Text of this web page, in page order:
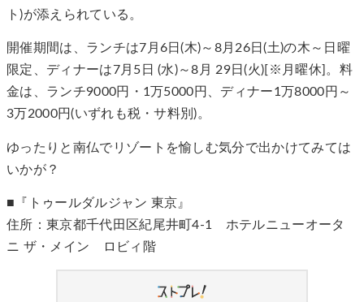
ト)が添えられている。
開催期間は、ランチは7月6日(木)～8月26日(土)の木～日曜
限定、ディナーは7月5日 (水)～8月 29日(火)[※月曜休]。料
金は、ランチ9000円・1万5000円、ディナー1万8000円～
3万2000円(いずれも税・サ料別)。
ゆったりと南仏でリゾートを愉しむ気分で出かけてみては
いかが？
■『トゥールダルジャン 東京』
住所：東京都千代田区紀尾井町4-1 ホテルニューオータ
ニ ザ・メイン ロビィ階